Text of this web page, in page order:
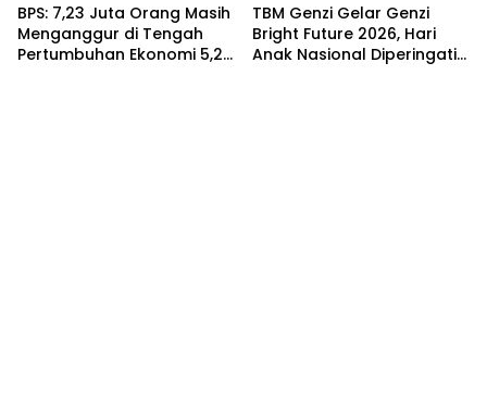
BPS: 7,23 Juta Orang Masih
Menganggur di Tengah
Pertumbuhan Ekonomi 5,29
TBM Genzi Gelar Genzi
Bright Future 2026, Hari
Anak Nasional Diperingati